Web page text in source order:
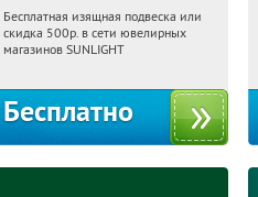
01:06:30 Получили:
Россия
Бесплатная изящная подвеска или
скидка 500р. в сети ювелирных
магазинов SUNLIGHT
Бесплатно